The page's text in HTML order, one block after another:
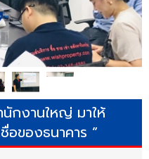
กงานใหญ่ มาให้
อของธนาคาร ”